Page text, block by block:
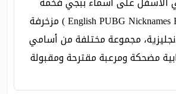
للشباب ( English PUBG Nicknames For Boys ) مزخرفة
مجموعة مختلفة من أسامي
مضحكة ومرعبة مقترحة ومقبولة